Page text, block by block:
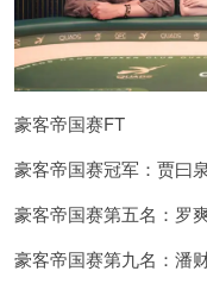
豪客帝国赛FT
豪客帝国赛冠军：贾曰泉
豪客帝国赛第五名：罗
豪客帝国赛第九名：潘